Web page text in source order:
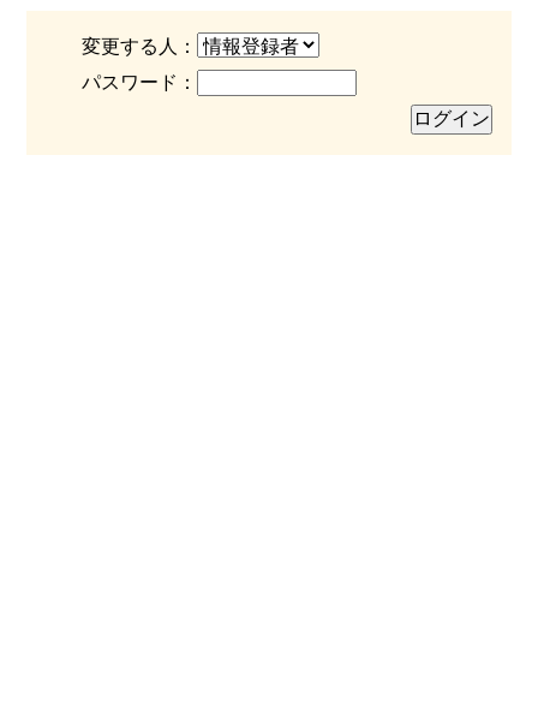
変更する人：
パスワード：